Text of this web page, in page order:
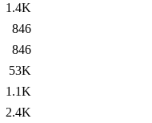
1.4K
846
846
53K
1.1K
2.4K